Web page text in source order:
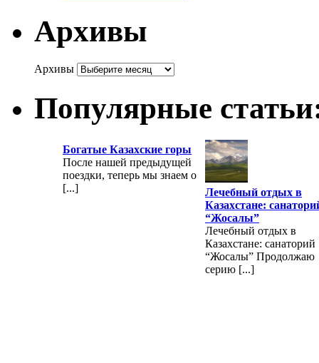
Архивы
Архивы
Популярные
Богатые Казахские горы
После нашей предыдущей
поездки, теперь мы знаем о
[...]
Лечебный отдых в
Казахстане:
“Жосалы”
Лечебный отдых в
Казахстане: санаторий
“Жосалы” Продолжаю
серию [...]